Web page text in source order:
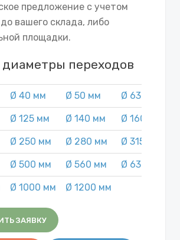
предложение с учетом
вашего склада, либо
площадки.
переходов
Ø 40 мм Ø 50 мм Ø 63 мм
Ø 125 мм Ø 140 мм Ø 160 мм
Ø 250 мм Ø 280 мм Ø 315 мм
Ø 500 мм Ø 560 мм Ø 630 мм
Ø 1000 мм Ø 1200 мм
ЗАЯВКУ